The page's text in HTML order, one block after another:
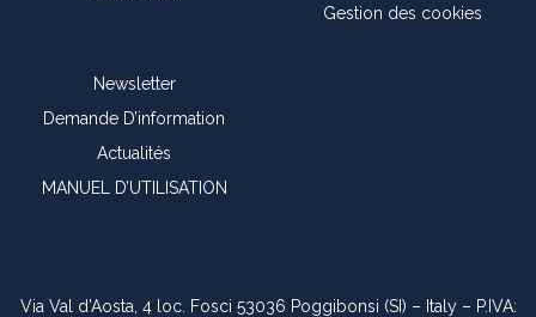
Gestion des cookies
Newsletter
Demande D’information
Actualités
MANUEL D’UTILISATION
Via Val d’Aosta, 4 loc. Fosci 53036 Poggibonsi (SI) – Italy – P.IVA: